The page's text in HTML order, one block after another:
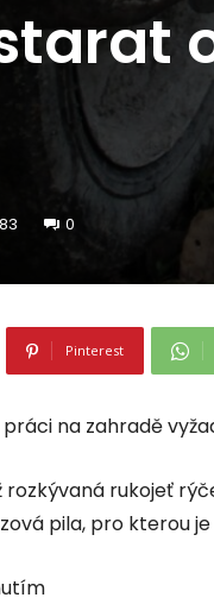
0
Pinterest
na zahradě
rozkývaná rukojeť
pila, pro kterou